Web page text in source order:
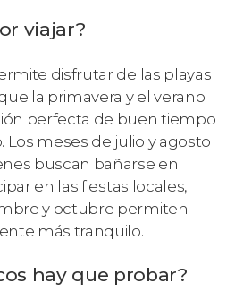
viajar?
disfrutar de las playas
la primavera y el verano
perfecta de buen tiempo
meses de julio y agosto
buscan bañarse en
en las fiestas locales,
y octubre permiten
más tranquilo.
hay que probar?